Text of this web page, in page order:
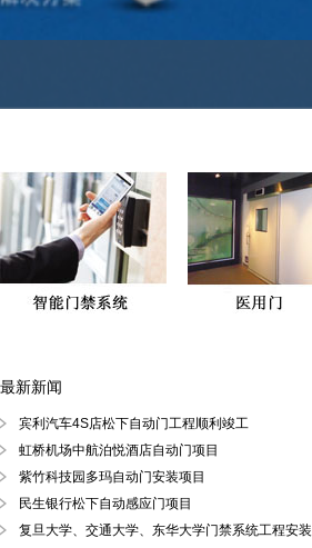
最新新闻
宾利汽车4S店松下自动门工程顺利竣工
虹桥机场中航泊悦酒店自动门项目
紫竹科技园多玛自动门安装项目
民生银行松下自动感应门项目
复旦大学、交通大学、东华大学门禁系统工程安装